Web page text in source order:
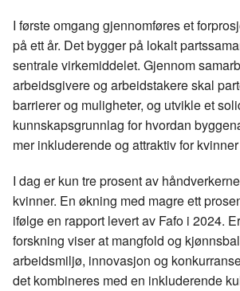
I første omgang gjennomføres et
på ett år. Det bygger på lokalt
sentrale virkemiddelet. Gjennom
arbeidsgivere og arbeidstakere skal
barrierer og muligheter, og utvikle et
kunnskapsgrunnlag for hvordan
mer inkluderende og attraktiv for
I dag er kun tre prosent av
kvinner. En økning med magre ett
ifølge en rapport levert av Fafo i 2024.
forskning viser at mangfold og
arbeidsmiljø, innovasjon og
det kombineres med en inkluderende